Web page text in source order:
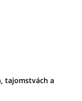
tajomstvách a